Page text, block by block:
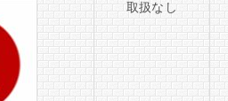
取扱なし